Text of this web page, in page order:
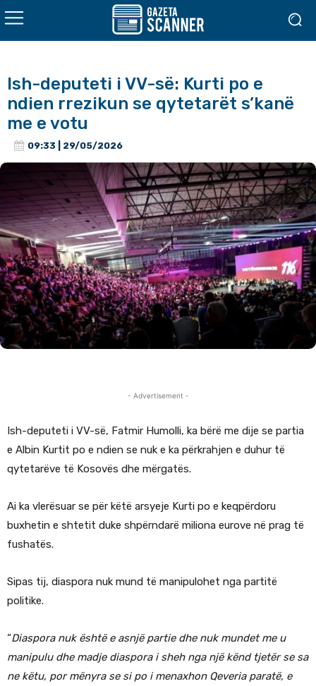
Ish-deputeti i VV-së: Kurti po e
ndien rrezikun se qytetarët s’kanë
me e votu
09:33 | 29/05/2026
- Advertisement -
Ish-deputeti i VV-së, Fatmir Humolli, ka bërë me dije se partia
e Albin Kurtit po e ndien se nuk e ka përkrahjen e duhur të
qytetarëve të Kosovës dhe mërgatës.
Ai ka vlerësuar se për këtë arsyeje Kurti po e keqpërdoru
buxhetin e shtetit duke shpërndarë miliona eurove në prag të
fushatës.
Sipas tij, diaspora nuk mund të manipulohet nga partitë
politike.
“Diaspora nuk është e asnjë partie dhe nuk mundet me u
manipulu dhe madje diaspora i sheh nga një kënd tjetër se sa
ne këtu, por mënyra se si po i menaxhon Qeveria paratë, e